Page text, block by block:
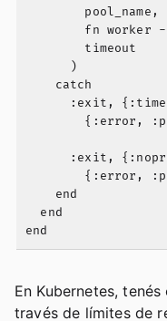
        pool_name,
fn worker
        timeout
      )
    catch
:exit,
{:error,
:exit,
{:error,
    end
  end
En Kubernetes,
través de límites de